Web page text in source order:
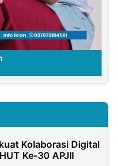
Kolaborasi Digital
Ke-30 APJII